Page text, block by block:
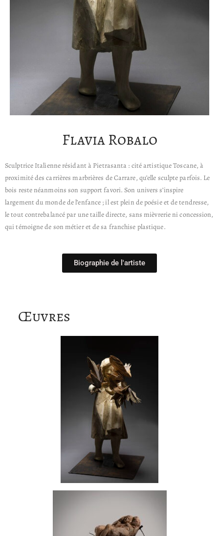
Flavia Robalo
Sculptrice Italienne résidant à Pietrasanta : cité artistique Toscane, à
proximité des carrières marbrières de Carrare, qu’elle sculpte parfois. Le
bois reste néanmoins son support favori. Son univers s’inspire
largement du monde de l’enfance ; il est plein de poésie et de tendresse,
le tout contrebalancé par une taille directe, sans mièvrerie ni concession,
qui témoigne de son métier et de sa franchise plastique.
Biographie de l'artiste
Œuvres